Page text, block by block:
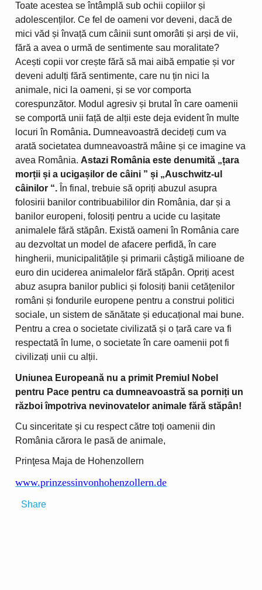
Toate acestea se întâmplă sub ochii copiilor și
adolescenților. Ce fel de oameni vor deveni, dacă de
mici văd și învață cum câinii sunt omorâti și arși de vii,
fără a avea o urmă de sentimente sau moralitate?
Acești copii vor crește fără să mai aibă empatie și vor
deveni adulți fără sentimente, care nu țin nici la
animale, nici la oameni, și se vor comporta
corespunzător. Modul agresiv și brutal în care oamenii
se comportă unii față de alții este deja evident în multe
locuri în România. Dumneavoastră decideți cum va
arată societatea dumneavoastră mâine și ce imagine va
avea România. Astazi România este denumită „țara
morții și a ucigașilor de câini ” și „Auschwitz-ul
câinilor “. În final, trebuie să opriți abuzul asupra
folosirii banilor contribuabililor din România, dar și a
banilor europeni, folosiți pentru a ucide cu lașitate
animalele fără stăpân. Există oameni în România care
au dezvoltat un model de afacere perfidă, în care
hingherii, municipalitățile și primarii câștigă milioane de
euro din uciderea animalelor fără stăpân. Opriți acest
abuz asupra banilor publici și folosiți banii cetățenilor
români și fondurile europene pentru a construi politici
sociale, un sistem de sănătate și educațional mai bune.
Pentru a crea o societate civilizată și o țară care va fi
respectată în lume, o societate în care oamenii pot fi
civilizați unii cu alții.
Uniunea Europeană nu a primit Premiul Nobel
pentru Pace pentru ca dumneavoastră sa porniți un
război împotriva nevinovatelor animale fără stăpân!
Cu sinceritate și cu respect către toți oamenii din
România cărora le pasă de animale,
Prinţesa Maja de Hohenzollern
www.prinzessinvonhohenzollern.de
Share